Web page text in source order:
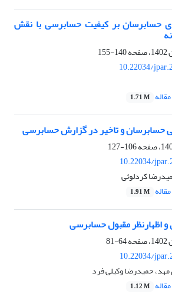
حسابرسان بر کیفیت حسابرسی با نقش
140-155
10.22034/
1.71 M
حسابرسان و تاخیر در گزارش حسابرسی
106-127
10.22034/
کردلوئی
1.91 M
مقبول حسابرسی
64-81
10.22034/
حمیدرضا وکیلی فرد
1.12 M